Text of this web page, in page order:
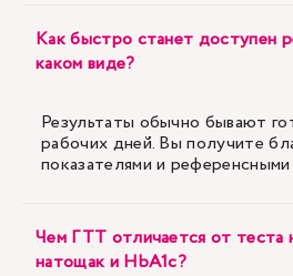
Как быстро станет доступен
каком виде?
Результаты обычно бывают
рабочих дней. Вы получите
показателями и референсными
Чем ГТТ отличается от теста
натощак и HbA1c?